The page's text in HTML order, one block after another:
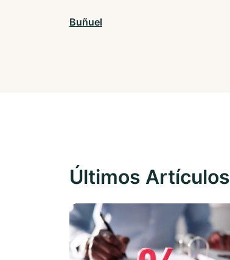
Buñuel
Últimos Artículos